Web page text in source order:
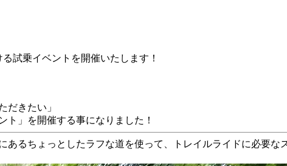
試乗イベントを開催いたします！
だきたい」
」を開催する事になりました！
るちょっとしたラフな道を使って、トレイルライドに必要な